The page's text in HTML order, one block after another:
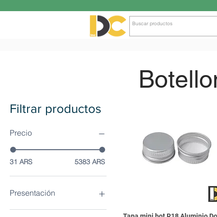
Filtrar productos
Precio
31 ARS 5383 ARS
Presentación
1080un en Pallet